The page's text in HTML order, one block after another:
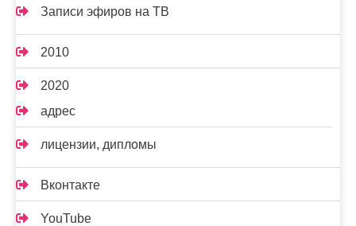
Записи эфиров на ТВ
2010
2020
адрес
лицензии, дипломы
Вконтакте
YouTube